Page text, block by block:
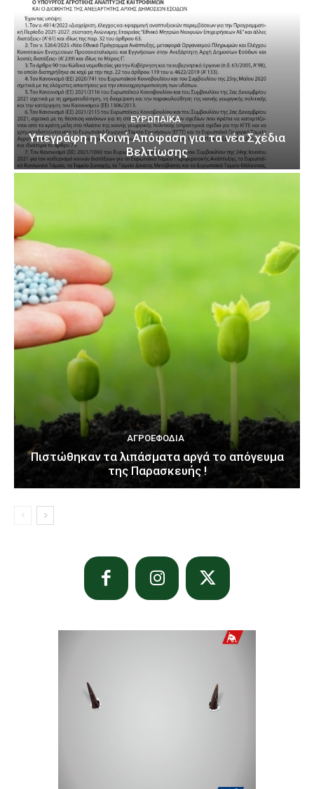
ΕΥΡΩΠΑΪΚΆ
Υπεγράφη η Κοινή Απόφαση για τα νέα Σχέδια
Βελτίωσης
ΑΓΡΟΕΦΌΔΙΑ
Πιστώθηκαν τα λιπάσματα αργά το απόγευμα
της Παρασκευής !